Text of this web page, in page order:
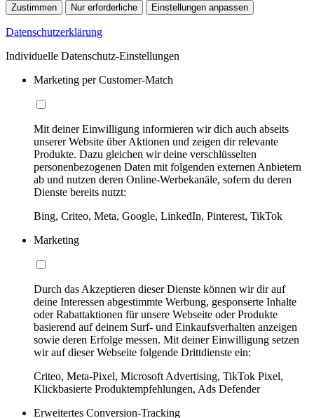
Zustimmen Nur erforderliche Einstellungen anpassen
Datenschutzerklärung
Individuelle Datenschutz-Einstellungen
Marketing per Customer-Match
Mit deiner Einwilligung informieren wir dich auch abseits
unserer Website über Aktionen und zeigen dir relevante
Produkte. Dazu gleichen wir deine verschlüsselten
personenbezogenen Daten mit folgenden externen Anbietern
ab und nutzen deren Online-Werbekanäle, sofern du deren
Dienste bereits nutzt:
Bing, Criteo, Meta, Google, LinkedIn, Pinterest, TikTok
Marketing
Durch das Akzeptieren dieser Dienste können wir dir auf
deine Interessen abgestimmte Werbung, gesponserte Inhalte
oder Rabattaktionen für unsere Webseite oder Produkte
basierend auf deinem Surf- und Einkaufsverhalten anzeigen
sowie deren Erfolge messen. Mit deiner Einwilligung setzen
wir auf dieser Webseite folgende Drittdienste ein:
Criteo, Meta-Pixel, Microsoft Advertising, TikTok Pixel,
Klickbasierte Produktempfehlungen, Ads Defender
Erweitertes Conversion-Tracking